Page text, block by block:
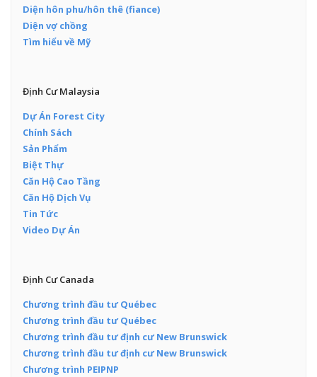
Diện hôn phu/hôn thê (fiance)
Diện vợ chồng
Tìm hiểu về Mỹ
Định Cư Malaysia
Dự Án Forest City
Chính Sách
Sản Phẩm
Biệt Thự
Căn Hộ Cao Tầng
Căn Hộ Dịch Vụ
Tin Tức
Video Dự Án
Định Cư Canada
Chương trình đầu tư Québec
Chương trình đầu tư Québec
Chương trình đầu tư định cư New Brunswick
Chương trình đầu tư định cư New Brunswick
Chương trình PEIPNP